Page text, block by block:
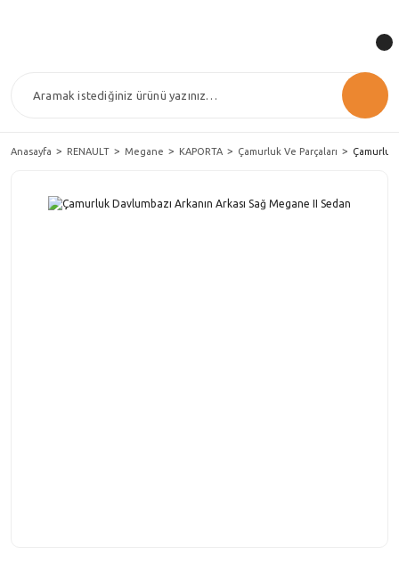
Anasayfa RENAULT Megane KAPORTA Çamurluk Ve Parçaları Çamurluk